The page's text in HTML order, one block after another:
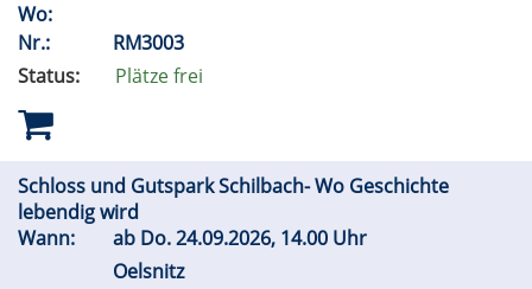
Wo:
Nr.:
RM3003
Status:
Plätze frei
Schloss und Gutspark Schilbach- Wo Geschichte
lebendig wird
Wann:
ab Do.24.09.2026, 14.00 Uhr
Oelsnitz